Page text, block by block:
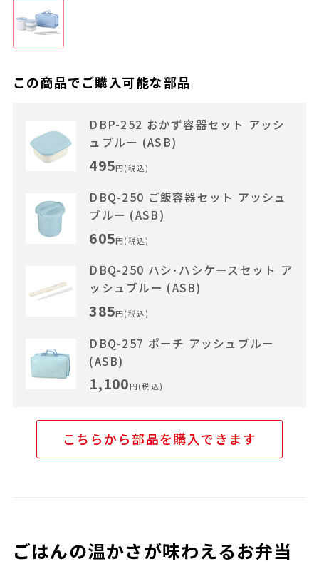
この商品でご購入可能な部品
DBP-252 おかず容器セット アッシ
ュブルー (ASB)
495円(税込)
DBQ-250 ご飯容器セット アッシュ
ブルー (ASB)
605円(税込)
DBQ-250 ハシ･ハシケースセット ア
ッシュブルー (ASB)
385円(税込)
DBQ-257 ポーチ アッシュブルー
(ASB)
1,100円(税込)
こちらから部品を購入できます
ごはんの温かさが味わえるお弁当